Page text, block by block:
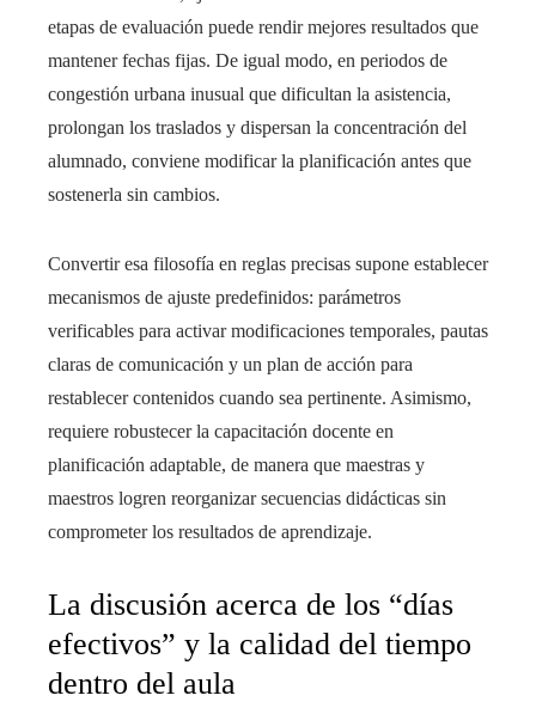
etapas de evaluación puede rendir mejores resultados que
mantener fechas fijas. De igual modo, en periodos de
congestión urbana inusual que dificultan la asistencia,
prolongan los traslados y dispersan la concentración del
alumnado, conviene modificar la planificación antes que
sostenerla sin cambios.
Convertir esa filosofía en reglas precisas supone establecer
mecanismos de ajuste predefinidos: parámetros
verificables para activar modificaciones temporales, pautas
claras de comunicación y un plan de acción para
restablecer contenidos cuando sea pertinente. Asimismo,
requiere robustecer la capacitación docente en
planificación adaptable, de manera que maestras y
maestros logren reorganizar secuencias didácticas sin
comprometer los resultados de aprendizaje.
La discusión acerca de los “días
efectivos” y la calidad del tiempo
dentro del aula